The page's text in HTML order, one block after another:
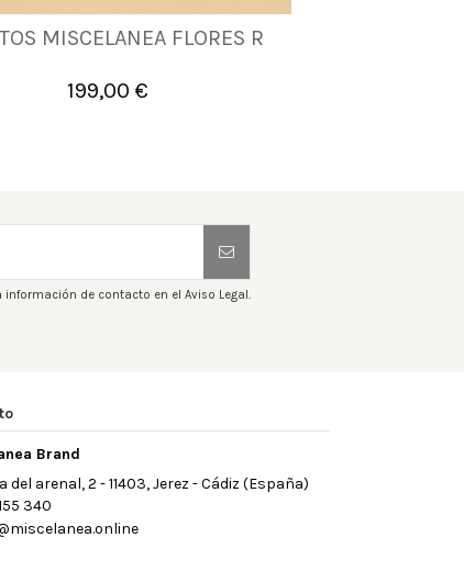
MISCELANEA FLORES R
199,00 €
37 41
Añadir al carrito
de contacto en el Aviso Legal.
Brand
del arenal, 2 - 11403, Jerez - Cádiz (España)
340